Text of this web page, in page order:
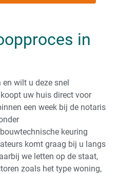
in
wilt u deze snel
uw huis direct voor
een week bij de notaris
keuring
komt graag bij u langs
we letten op de staat,
zoals het type woning,